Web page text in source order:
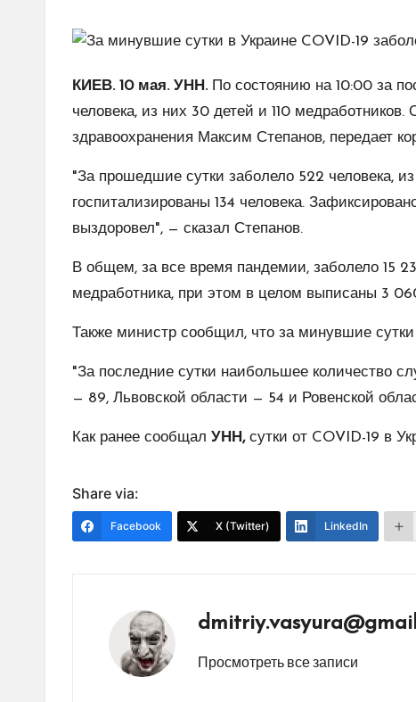
КИЕВ. 10 мая. УНН.По состоянию на 10:00 за
человека, из них 30 детей и 110
здравоохранения Максим Степанов, передает
"За прошедшие сутки заболело 522 человека,
госпитализированы 134 человека.
выздоровел", — сказал Степанов.
В общем, за все время пандемии, заболело 15
медработника, при этом в целом выписаны 3
Также министр сообщил, что за минувшие
"За последние сутки наибольшее количество
— 89, Львовской области — 54 и Ровенской
Как ранее сообщал УНН,сутки от COVID-19 в
Share via:
Facebook X (Twitter) LinkedIn
Просмотреть все записи